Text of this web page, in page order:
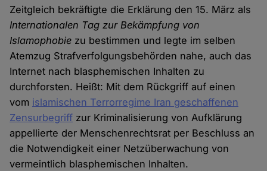
Zeitgleich bekräftigte die Erklärung den 15. März als
Internationalen Tag zur Bekämpfung von
Islamophobie zu bestimmen und legte im selben
Atemzug Strafverfolgungsbehörden nahe, auch das
Internet nach blasphemischen Inhalten zu
durchforsten. Heißt: Mit dem Rückgriff auf einen
vom islamischen Terrorregime Iran geschaffenen
Zensurbegriff zur Kriminalisierung von Aufklärung
appellierte der Menschenrechtsrat per Beschluss an
die Notwendigkeit einer Netzüberwachung von
vermeintlich blasphemischen Inhalten.